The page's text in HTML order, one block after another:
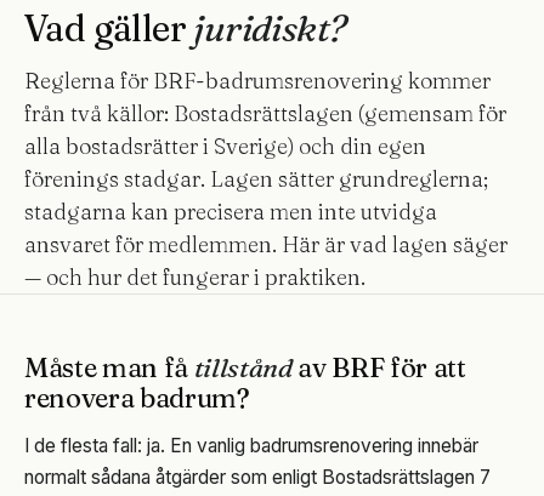
Vad gällerjuridiskt?
Reglerna för BRF-badrumsrenovering kommer
från två källor: Bostadsrättslagen (gemensam för
alla bostadsrätter i Sverige) och din egen
förenings stadgar. Lagen sätter grundreglerna;
stadgarna kan precisera men inte utvidga
ansvaret för medlemmen. Här är vad lagen säger
— och hur det fungerar i praktiken.
Måste man få tillståndav BRF för att
renovera badrum?
I de flesta fall: ja. En vanlig badrumsrenovering innebär
normalt sådana åtgärder som enligt Bostadsrättslagen 7